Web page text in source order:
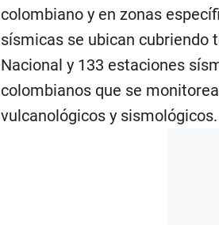
colombiano y en zonas
sísmicas se ubican cubriendo
Nacional y 133 estaciones
colombianos que se
vulcanológicos y sismológicos.